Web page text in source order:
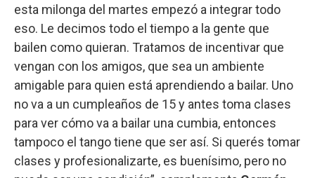
esta milonga del martes empezó a integrar todo
eso. Le decimos todo el tiempo a la gente que
bailen como quieran. Tratamos de incentivar que
vengan con los amigos, que sea un ambiente
amigable para quien está aprendiendo a bailar. Uno
no va a un cumpleaños de 15 y antes toma clases
para ver cómo va a bailar una cumbia, entonces
tampoco el tango tiene que ser así. Si querés tomar
clases y profesionalizarte, es buenísimo, pero no